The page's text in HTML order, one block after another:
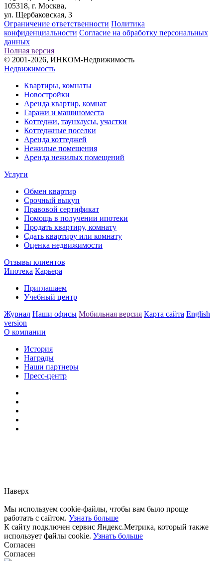
105318, г. Москва,
ул. Щербаковская, 3
Ограничение ответственности Политика
конфиденциальности Согласие на обработку персональных
данных
Полная версия
© 2001-2026, ИНКОМ-Недвижимость
Недвижимость
Квартиры, комнаты
Новостройки
Аренда квартир, комнат
Гаражи и машиноместа
Коттеджи, таунхаусы, участки
Коттеджные поселки
Аренда коттеджей
Нежилые помещения
Аренда нежилых помещений
Услуги
Обмен квартир
Срочный выкуп
Правовой сертификат
Помощь в получении ипотеки
Продать квартиру, комнату
Сдать квартиру или комнату
Оценка недвижимости
Отзывы клиентов
Ипотека Карьера
Приглашаем
Учебный центр
Журнал Наши офисы Мобильная версия Карта сайта English
version
О компании
История
Награды
Наши партнеры
Пресс-центр
Наверх
Мы используем cookie-файлы, чтобы вам было проще
работать с сайтом. Узнать больше
К сайту подключен сервис Яндекс.Метрика, который также
использует файлы cookie. Узнать больше
Согласен
Согласен